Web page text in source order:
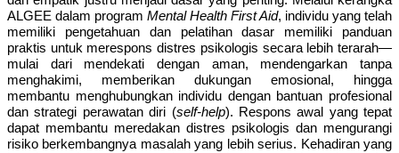
ALGEE dalam program Mental Health First Aid, individu yang telah
memiliki pengetahuan dan pelatihan dasar memiliki panduan
praktis untuk merespons distres psikologis secara lebih terarah—
mulai dari mendekati dengan aman, mendengarkan tanpa
menghakimi, memberikan dukungan emosional, hingga
membantu menghubungkan individu dengan bantuan profesional
dan strategi perawatan diri (self-help). Respons awal yang tepat
dapat membantu meredakan distres psikologis dan mengurangi
risiko berkembangnya masalah yang lebih serius. Kehadiran yang